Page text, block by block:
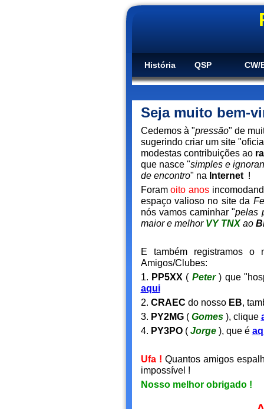
CW/
QSP
História
Seja muito bem-
Cedemos à "pressão" de
sugerindo criar um site
modestas contribuições ao
que nasce "simples e
de encontro" na Internet!
Foramoito anos
espaço valioso no site da
nós vamos caminhar "pelas
maior e melhor VY TNX ao
E também registramos o
Amigos/Clubes:
1. PP5XX ( Peter) que
aqui
2. CRAEC do nosso EB,
3. PY2MG(Gomes), clique
4. PY3PO(Jorge), que é
Ufa ! Quantos amigos
impossível !
Nosso melhor obrigado !